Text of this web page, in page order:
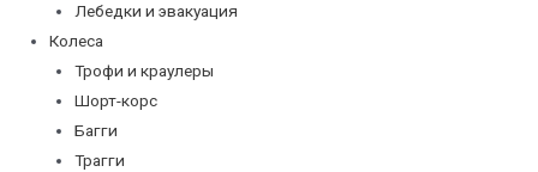
Лебедки и эвакуация
Колеса
Трофи и краулеры
Шорт-корс
Багги
Трагги